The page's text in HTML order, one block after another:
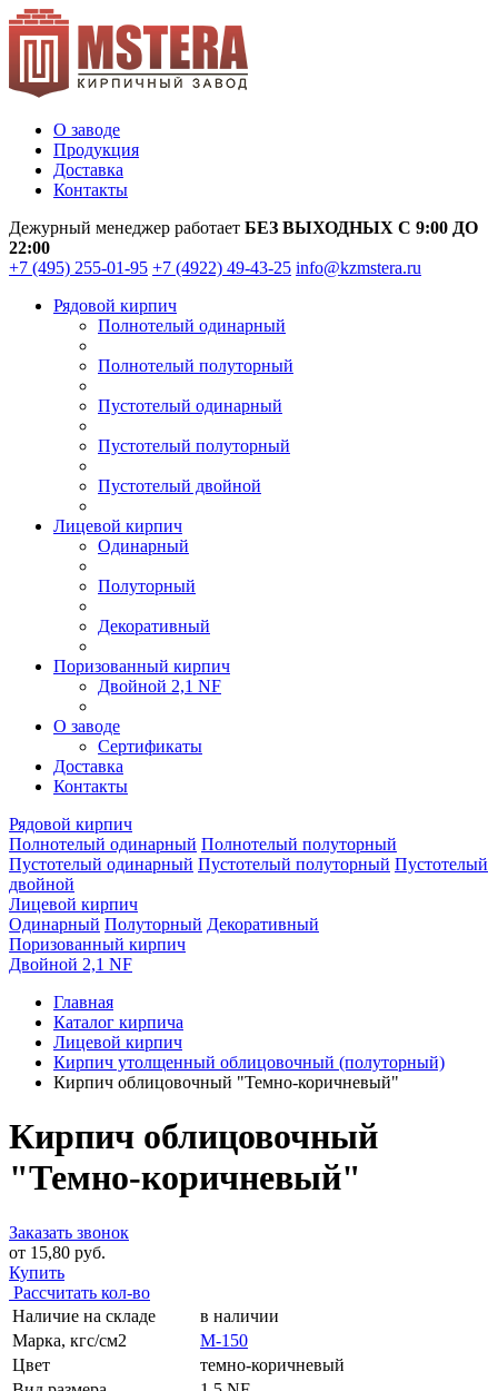
О заводе
Продукция
Доставка
Контакты
Дежурный менеджер работает БЕЗ ВЫХОДНЫХ С 9:00 ДО
22:00
+7 (495) 255-01-95 +7 (4922) 49-43-25 info@kzmstera.ru
Рядовой кирпич
Полнотелый одинарный
Полнотелый полуторный
Пустотелый одинарный
Пустотелый полуторный
Пустотелый двойной
Лицевой кирпич
Одинарный
Полуторный
Декоративный
Поризованный кирпич
Двойной 2,1 NF
О заводе
Сертификаты
Доставка
Контакты
Рядовой кирпич
Полнотелый одинарный Полнотелый полуторный
Пустотелый одинарный Пустотелый полуторный Пустотелый
двойной
Лицевой кирпич
Одинарный Полуторный Декоративный
Поризованный кирпич
Двойной 2,1 NF
Главная
Каталог кирпича
Лицевой кирпич
Кирпич утолщенный облицовочный (полуторный)
Кирпич облицовочный "Темно-коричневый"
Кирпич облицовочный
"Темно-коричневый"
Заказать звонок
от 15,80 руб.
Купить
Рассчитать кол-во
Наличие на складе
в наличии
Марка, кгс/см2
M-150
Цвет
темно-коричневый